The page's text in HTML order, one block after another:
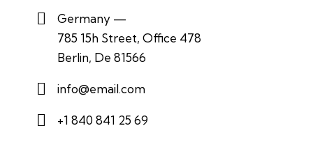
Germany —
785 15h Street, Office 478
Berlin, De 81566
info@email.com
+1 840 841 25 69